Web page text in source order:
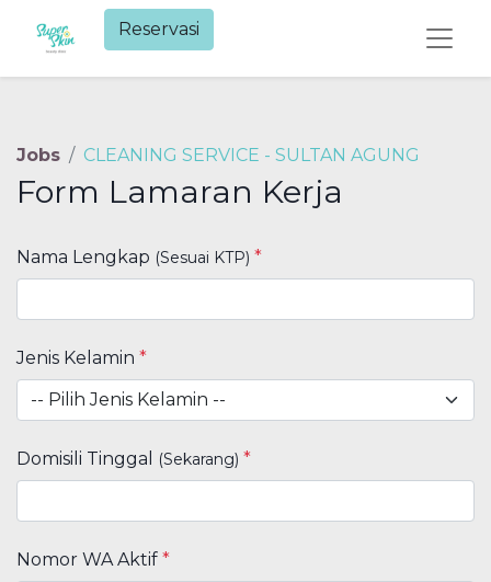
Reservasi​
Jobs CLEANING SERVICE - SULTAN AGUNG
Form Lamaran Kerja
Nama Lengkap (Sesuai KTP) *
Jenis Kelamin *
Domisili Tinggal (Sekarang) *
Nomor WA Aktif *